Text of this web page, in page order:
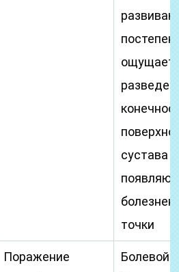
сустава
точки
Поражение
Болевой